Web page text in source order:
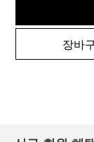
장바